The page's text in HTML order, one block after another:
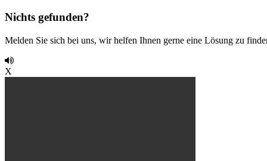
Nichts gefunden?
Melden Sie sich bei uns, wir helfen Ihnen gerne eine Lösung zu
X